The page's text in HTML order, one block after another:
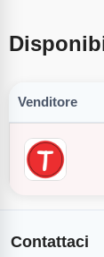
Venditore
Contattaci